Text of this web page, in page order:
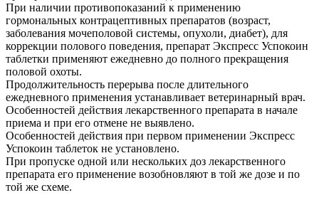
При наличии противопоказаний к применению
гормональных контрацептивных препаратов (возраст,
заболевания мочеполовой системы, опухоли, диабет), для
коррекции полового поведения, препарат Экспресс Успокоин
таблетки применяют ежедневно до полного прекращения
половой охоты.
Продолжительность перерыва после длительного
ежедневного применения устанавливает ветеринарный врач.
Особенностей действия лекарственного препарата в начале
приема и при его отмене не выявлено.
Особенностей действия при первом применении Экспресс
Успокоин таблеток не установлено.
При пропуске одной или нескольких доз лекарственного
препарата его применение возобновляют в той же дозе и по
той же схеме.